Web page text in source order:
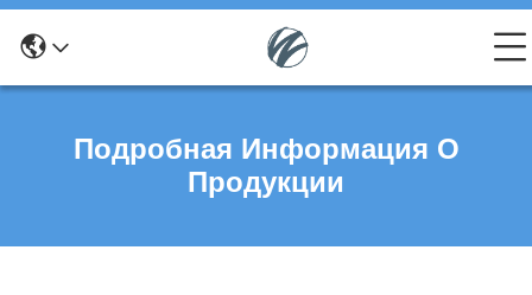
Подробная Информация О
Продукции